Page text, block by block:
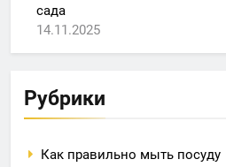
сада
14.11.2025
Рубрики
Как правильно мыть посуду